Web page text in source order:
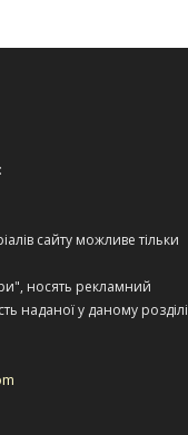
сайту можливе тільки
носять рекламний
наданої у даному розділі